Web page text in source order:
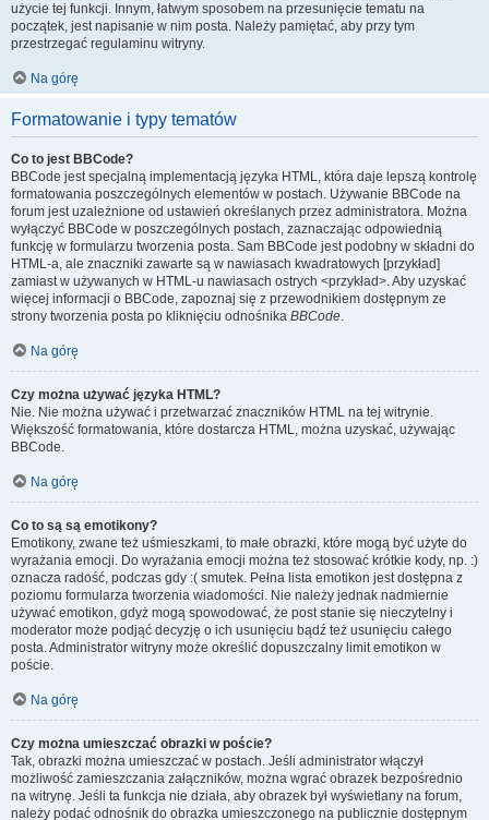
użycie tej funkcji. Innym, łatwym sposobem na przesunięcie tematu na
początek, jest napisanie w nim posta. Należy pamiętać, aby przy tym
przestrzegać regulaminu witryny.
Na górę
Formatowanie i typy tematów
Co to jest BBCode?
BBCode jest specjalną implementacją języka HTML, która daje lepszą kontrolę
formatowania poszczególnych elementów w postach. Używanie BBCode na
forum jest uzależnione od ustawień określanych przez administratora. Można
wyłączyć BBCode w poszczególnych postach, zaznaczając odpowiednią
funkcję w formularzu tworzenia posta. Sam BBCode jest podobny w składni do
HTML-a, ale znaczniki zawarte są w nawiasach kwadratowych [przykład]
zamiast w używanych w HTML-u nawiasach ostrych <przykład>. Aby uzyskać
więcej informacji o BBCode, zapoznaj się z przewodnikiem dostępnym ze
strony tworzenia posta po kliknięciu odnośnika BBCode.
Na górę
Czy można używać języka HTML?
Nie. Nie można używać i przetwarzać znaczników HTML na tej witrynie.
Większość formatowania, które dostarcza HTML, można uzyskać, używając
BBCode.
Na górę
Co to są są emotikony?
Emotikony, zwane też uśmieszkami, to małe obrazki, które mogą być użyte do
wyrażania emocji. Do wyrażania emocji można też stosować krótkie kody, np. :)
oznacza radość, podczas gdy :( smutek. Pełna lista emotikon jest dostępna z
poziomu formularza tworzenia wiadomości. Nie należy jednak nadmiernie
używać emotikon, gdyż mogą spowodować, że post stanie się nieczytelny i
moderator może podjąć decyzję o ich usunięciu bądź też usunięciu całego
posta. Administrator witryny może określić dopuszczalny limit emotikon w
poście.
Na górę
Czy można umieszczać obrazki w poście?
Tak, obrazki można umieszczać w postach. Jeśli administrator włączył
możliwość zamieszczania załączników, można wgrać obrazek bezpośrednio
na witrynę. Jeśli ta funkcja nie działa, aby obrazek był wyświetlany na forum,
należy podać odnośnik do obrazka umieszczonego na publicznie dostępnym